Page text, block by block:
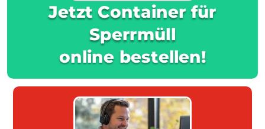
Jetzt Container für
Sperrmüll
online bestellen!